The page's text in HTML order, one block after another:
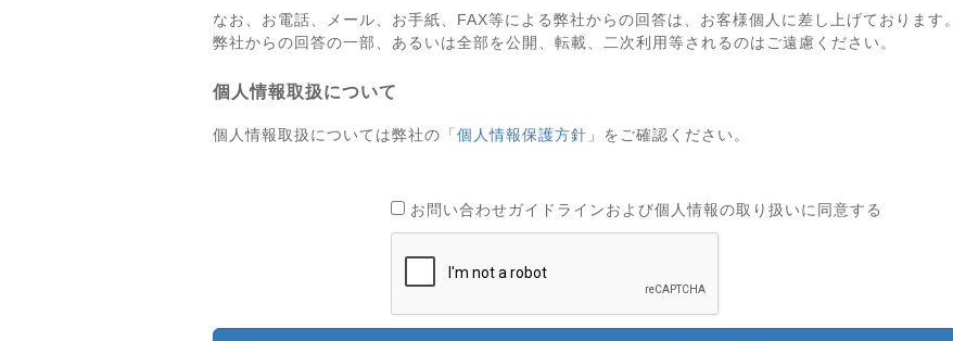
なお、お電話、メール、お手紙、FAX等による弊社からの回答は、お客様個人に差し上げております。
弊社からの回答の一部、あるいは全部を公開、転載、二次利用等されるのはご遠慮ください。
個人情報取扱について
個人情報取扱については弊社の「 個人情報保護方針 」をご確認ください。
お問い合わせガイドラインおよび個人情報の取り扱いに同意する